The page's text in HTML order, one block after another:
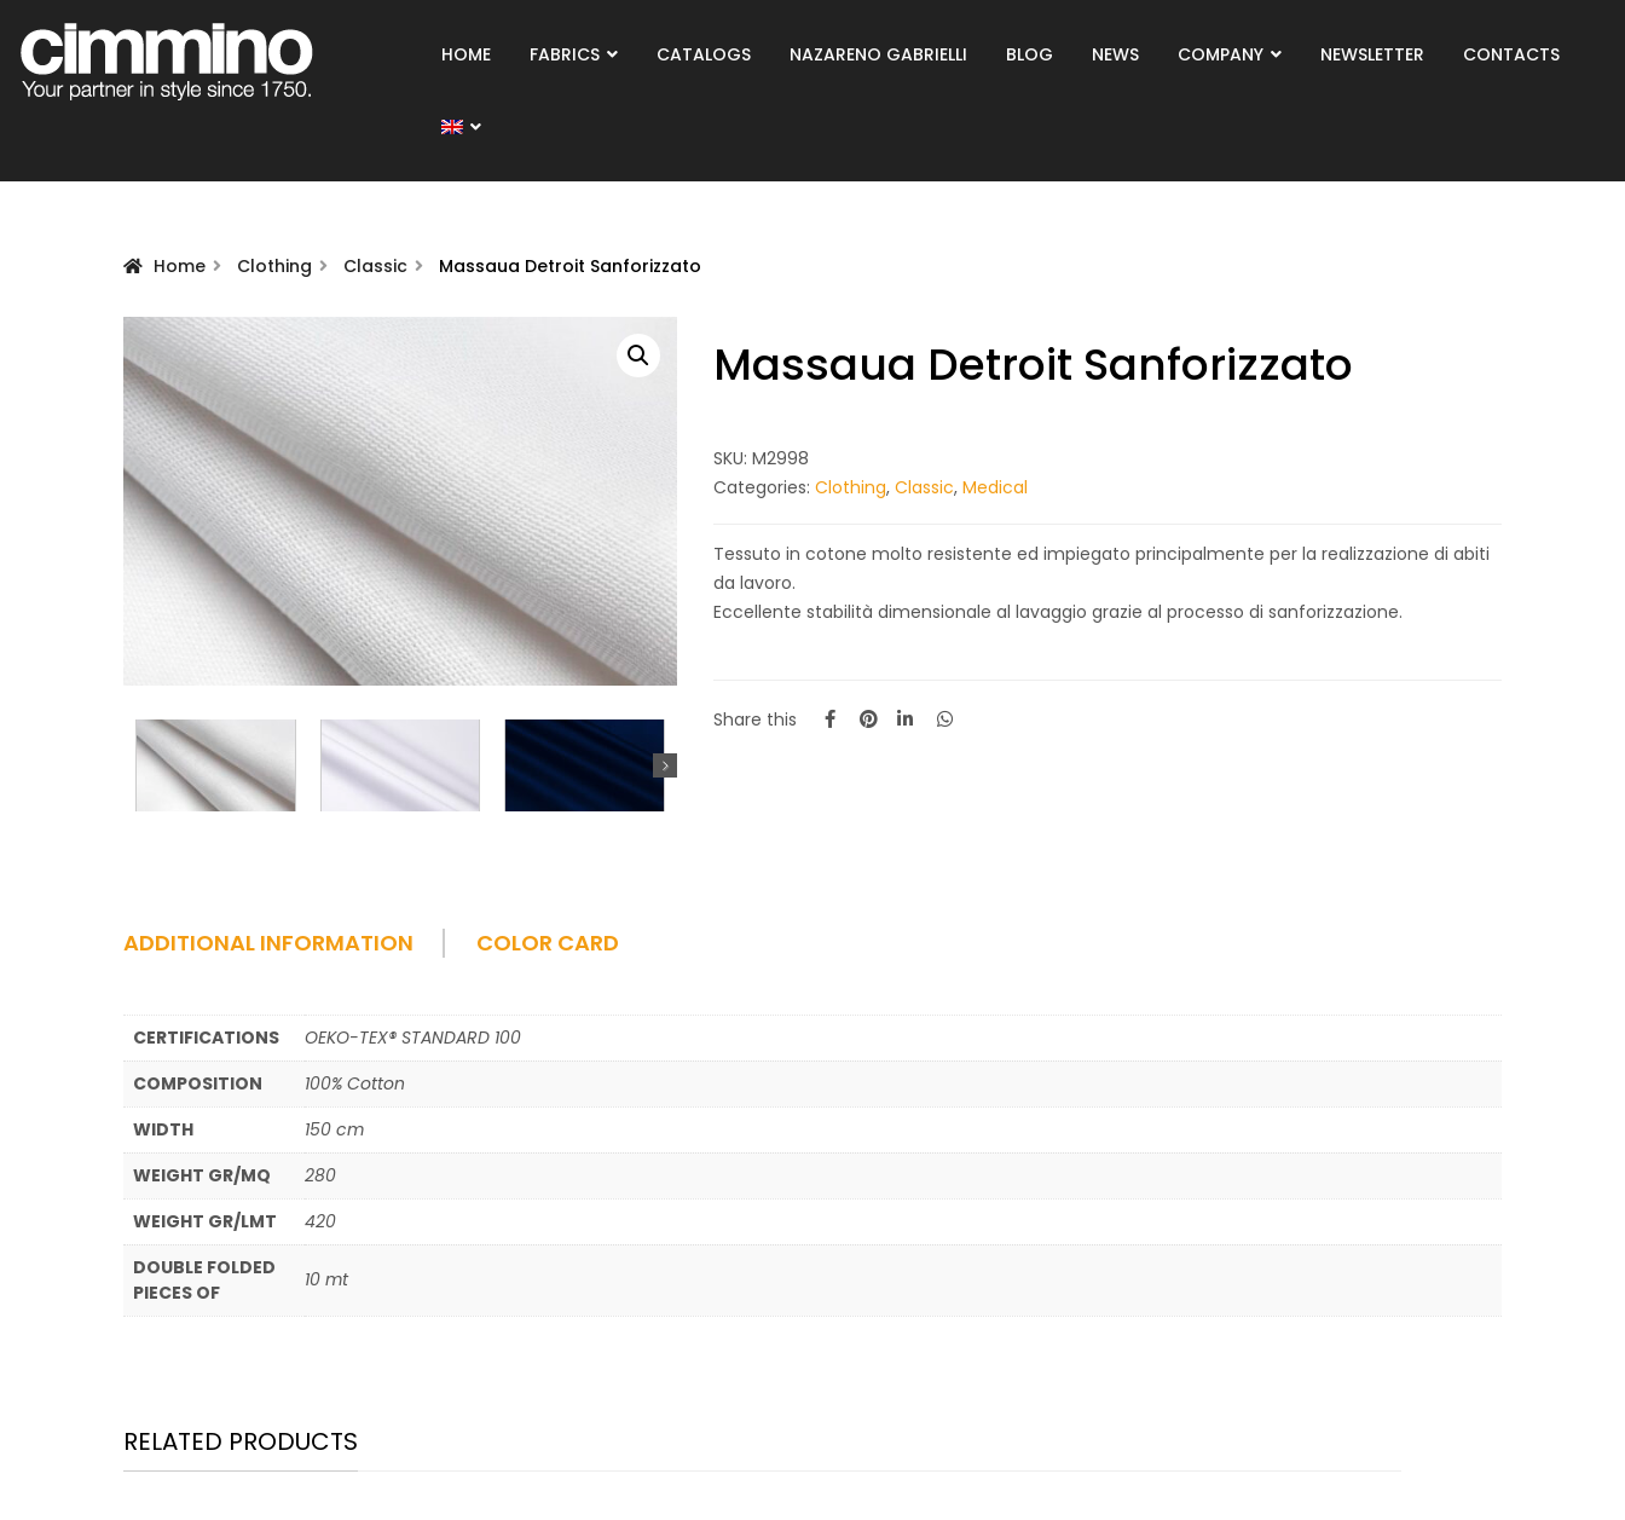
HOME FABRICS CATALOGS NAZARENO GABRIELLI BLOG NEWS COMPANY NEWSLETTER CONTACTS
Home Clothing Classic Massaua Detroit Sanforizzato
Massaua Detroit Sanforizzato
SKU: M2998
Categories: Clothing, Classic, Medical
Tessuto in cotone molto resistente ed impiegato principalmente per la realizzazione di abiti
da lavoro.
Eccellente stabilità dimensionale al lavaggio grazie al processo di sanforizzazione.
Share this
ADDITIONAL INFORMATION COLOR CARD
CERTIFICATIONS
OEKO-TEX® STANDARD 100
COMPOSITION
100% Cotton
WIDTH
150 cm
WEIGHT GR/MQ
280
WEIGHT GR/LMT
420
DOUBLE FOLDED
PIECES OF
10 mt
RELATED PRODUCTS